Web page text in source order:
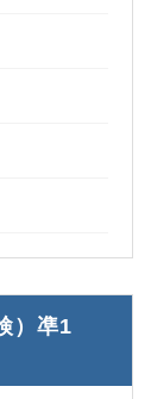
）凖1